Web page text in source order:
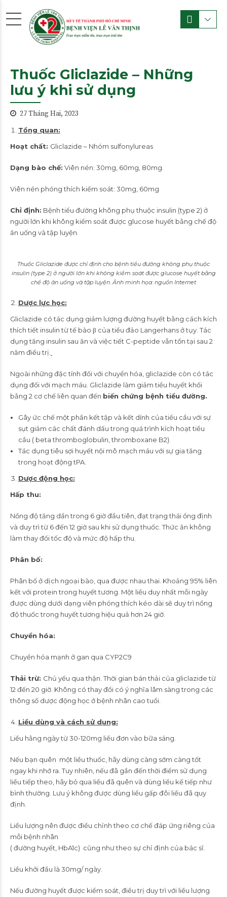
Thuốc Gliclazide – Những
lưu ý khi sử dụng
27 Tháng Hai, 2023
Tổng quan:
Hoạt chất: Gliclazide – Nhóm sulfonylureas
Dạng bào chế: Viên nén: 30mg, 60mg, 80mg.
Viên nén phóng thích kiểm soát: 30mg, 60mg
Chỉ định: Bệnh tiểu đường không phụ thuộc insulin (type 2) ở
người lớn khi không kiểm soát được glucose huyết bằng chế độ
ăn uống và tập luyện.
Thuốc Gliclazide được chỉ định cho bệnh tiểu đường không phụ thuộc
insulin (type 2) ở người lớn khi không kiểm soát được glucose huyết bằng
chế độ ăn uống và tập luyện. Ảnh minh họa: nguồn Internet
Dược lực học:
Gliclazide có tác dụng giảm lượng đường huyết bằng cách kích
thích tiết insulin từ tế bào β của tiểu đảo Langerhans ở tụy. Tác
dụng tăng insulin sau ăn và việc tiết C-peptide vẫn tồn tại sau 2
năm điều trị.
Ngoài những đặc tính đối với chuyển hóa, gliclazide còn có tác
dụng đối với mạch máu. Gliclazide làm giảm tiểu huyết khối
bằng 2 cơ chế liên quan đến biến chứng bệnh tiểu đường.
Gây ức chế một phần kết tập và kết dính của tiểu cầu với sự
sụt giảm các chất đánh dấu trong quá trình kích hoạt tiểu
cầu ( beta thromboglobulin, thromboxane B2).
Tác dụng tiêu sợi huyết nội mô mạch máu với sự gia tăng
trong hoạt động tPA.
Dược động học:
Hấp thu:
Nồng độ tăng dần trong 6 giờ đầu tiên, đạt trạng thái ổng định
và duy trì từ 6 đến 12 giờ sau khi sử dụng thuốc. Thức ăn không
làm thay đổi tốc độ và mức độ hấp thu.
Phân bố:
Phân bố ở dịch ngoại bào, qua được nhau thai. Khoảng 95% liên
kết với protein trong huyết tương. Một liều duy nhất mỗi ngày
được dùng dưới dạng viên phóng thích kéo dài sẽ duy trì nồng
độ thuốc trong huyết tương hiệu quả hơn 24 giờ.
Chuyển hóa:
Chuyển hóa mạnh ở gan qua CYP2C9
Thải trừ: Chủ yếu qua thận. Thời gian bán thải của gliclazide từ
12 đến 20 giờ. Không có thay đổi có ý nghĩa lâm sàng trong các
thông số dược động học ở bệnh nhân cao tuổi.
Liều dùng và cách sử dụng:
Liều hằng ngày từ 30-120mg liều đơn vào bữa sáng.
Nếu bạn quên một liều thuốc, hãy dùng càng sớm càng tốt
ngay khi nhớ ra. Tuy nhiên, nếu đã gần đến thời điểm sử dụng
liều tiếp theo, hãy bỏ qua liều đã quên và dùng liều kế tiếp như
bình thường. Lưu ý không được dùng liều gấp đôi liều đã quy
định.
Liều lượng nên được điều chỉnh theo cơ chế đáp ứng riêng của
mỗi bệnh nhân
( đường huyết, HbA1c) cũng như theo sự chỉ định của bác sĩ.
Liều khởi đầu là 30mg/ ngày.
Nếu đường huyết được kiểm soát, điều trị duy trì với liều lượng